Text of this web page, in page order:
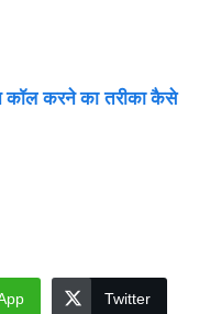
करने का तरीका कैसे
Twitter